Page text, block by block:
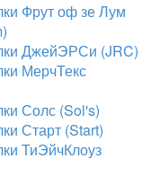
Фрут оф зе Лум
ДжейЭРСи (JRC)
МерчТекс
Солс (Sol's)
Старт (Start)
ТиЭйчКлоуз